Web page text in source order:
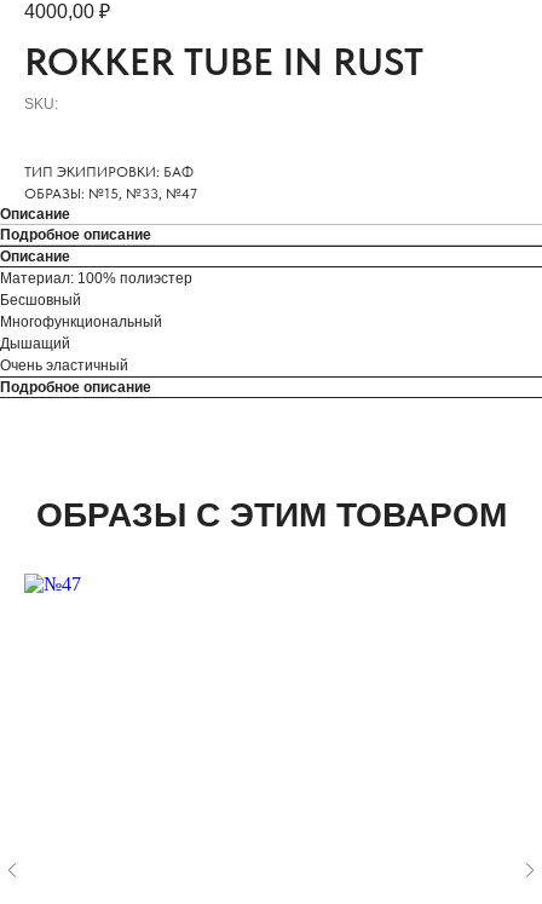
ROKKER TUBE IN RUST
SKU:
4000,00 ₽
ТИП ЭКИПИРОВКИ: БАФ
ОБРАЗЫ: №15, №33, №47
Описание
Подробное описание
Описание
Материал: 100% полиэстер
Бесшовный
Многофункциональный
Дышащий
Очень эластичный
Подробное описание
ОБРАЗЫ С ЭТИМ ТОВАРОМ